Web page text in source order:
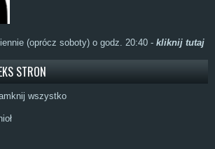
(oprócz soboty) o godz. 20:40 - kliknij tutaj
STRON
wszystko